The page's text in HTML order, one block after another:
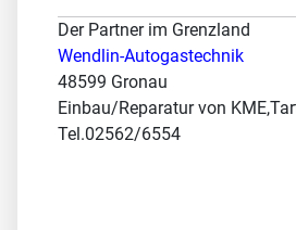
Der Partner im Grenzland
Wendlin-Autogastechnik
48599 Gronau
Einbau/Reparatur von
Tel.02562/6554